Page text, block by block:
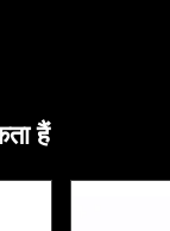
हैं